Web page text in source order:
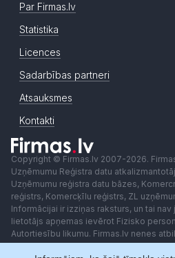
Par Firmas.lv
Statistika
Licences
Sadarbības partneri
Atsauksmes
Kontakti
Copyright © Firmas.lv 2007-2026.
Uzņēmumu Reģistra datu
Uzņēmumu reģistra datu bāzes,
reģistrs, Komercķīlu reģistrs, ZL
Informācijai ir izziņas raksturs, un tai
lietotājs apņemas ievērot Fizisko
Autortiesību likumu. Firmas.lv nenes
lēmumiem, kas balstīti uz saņemto